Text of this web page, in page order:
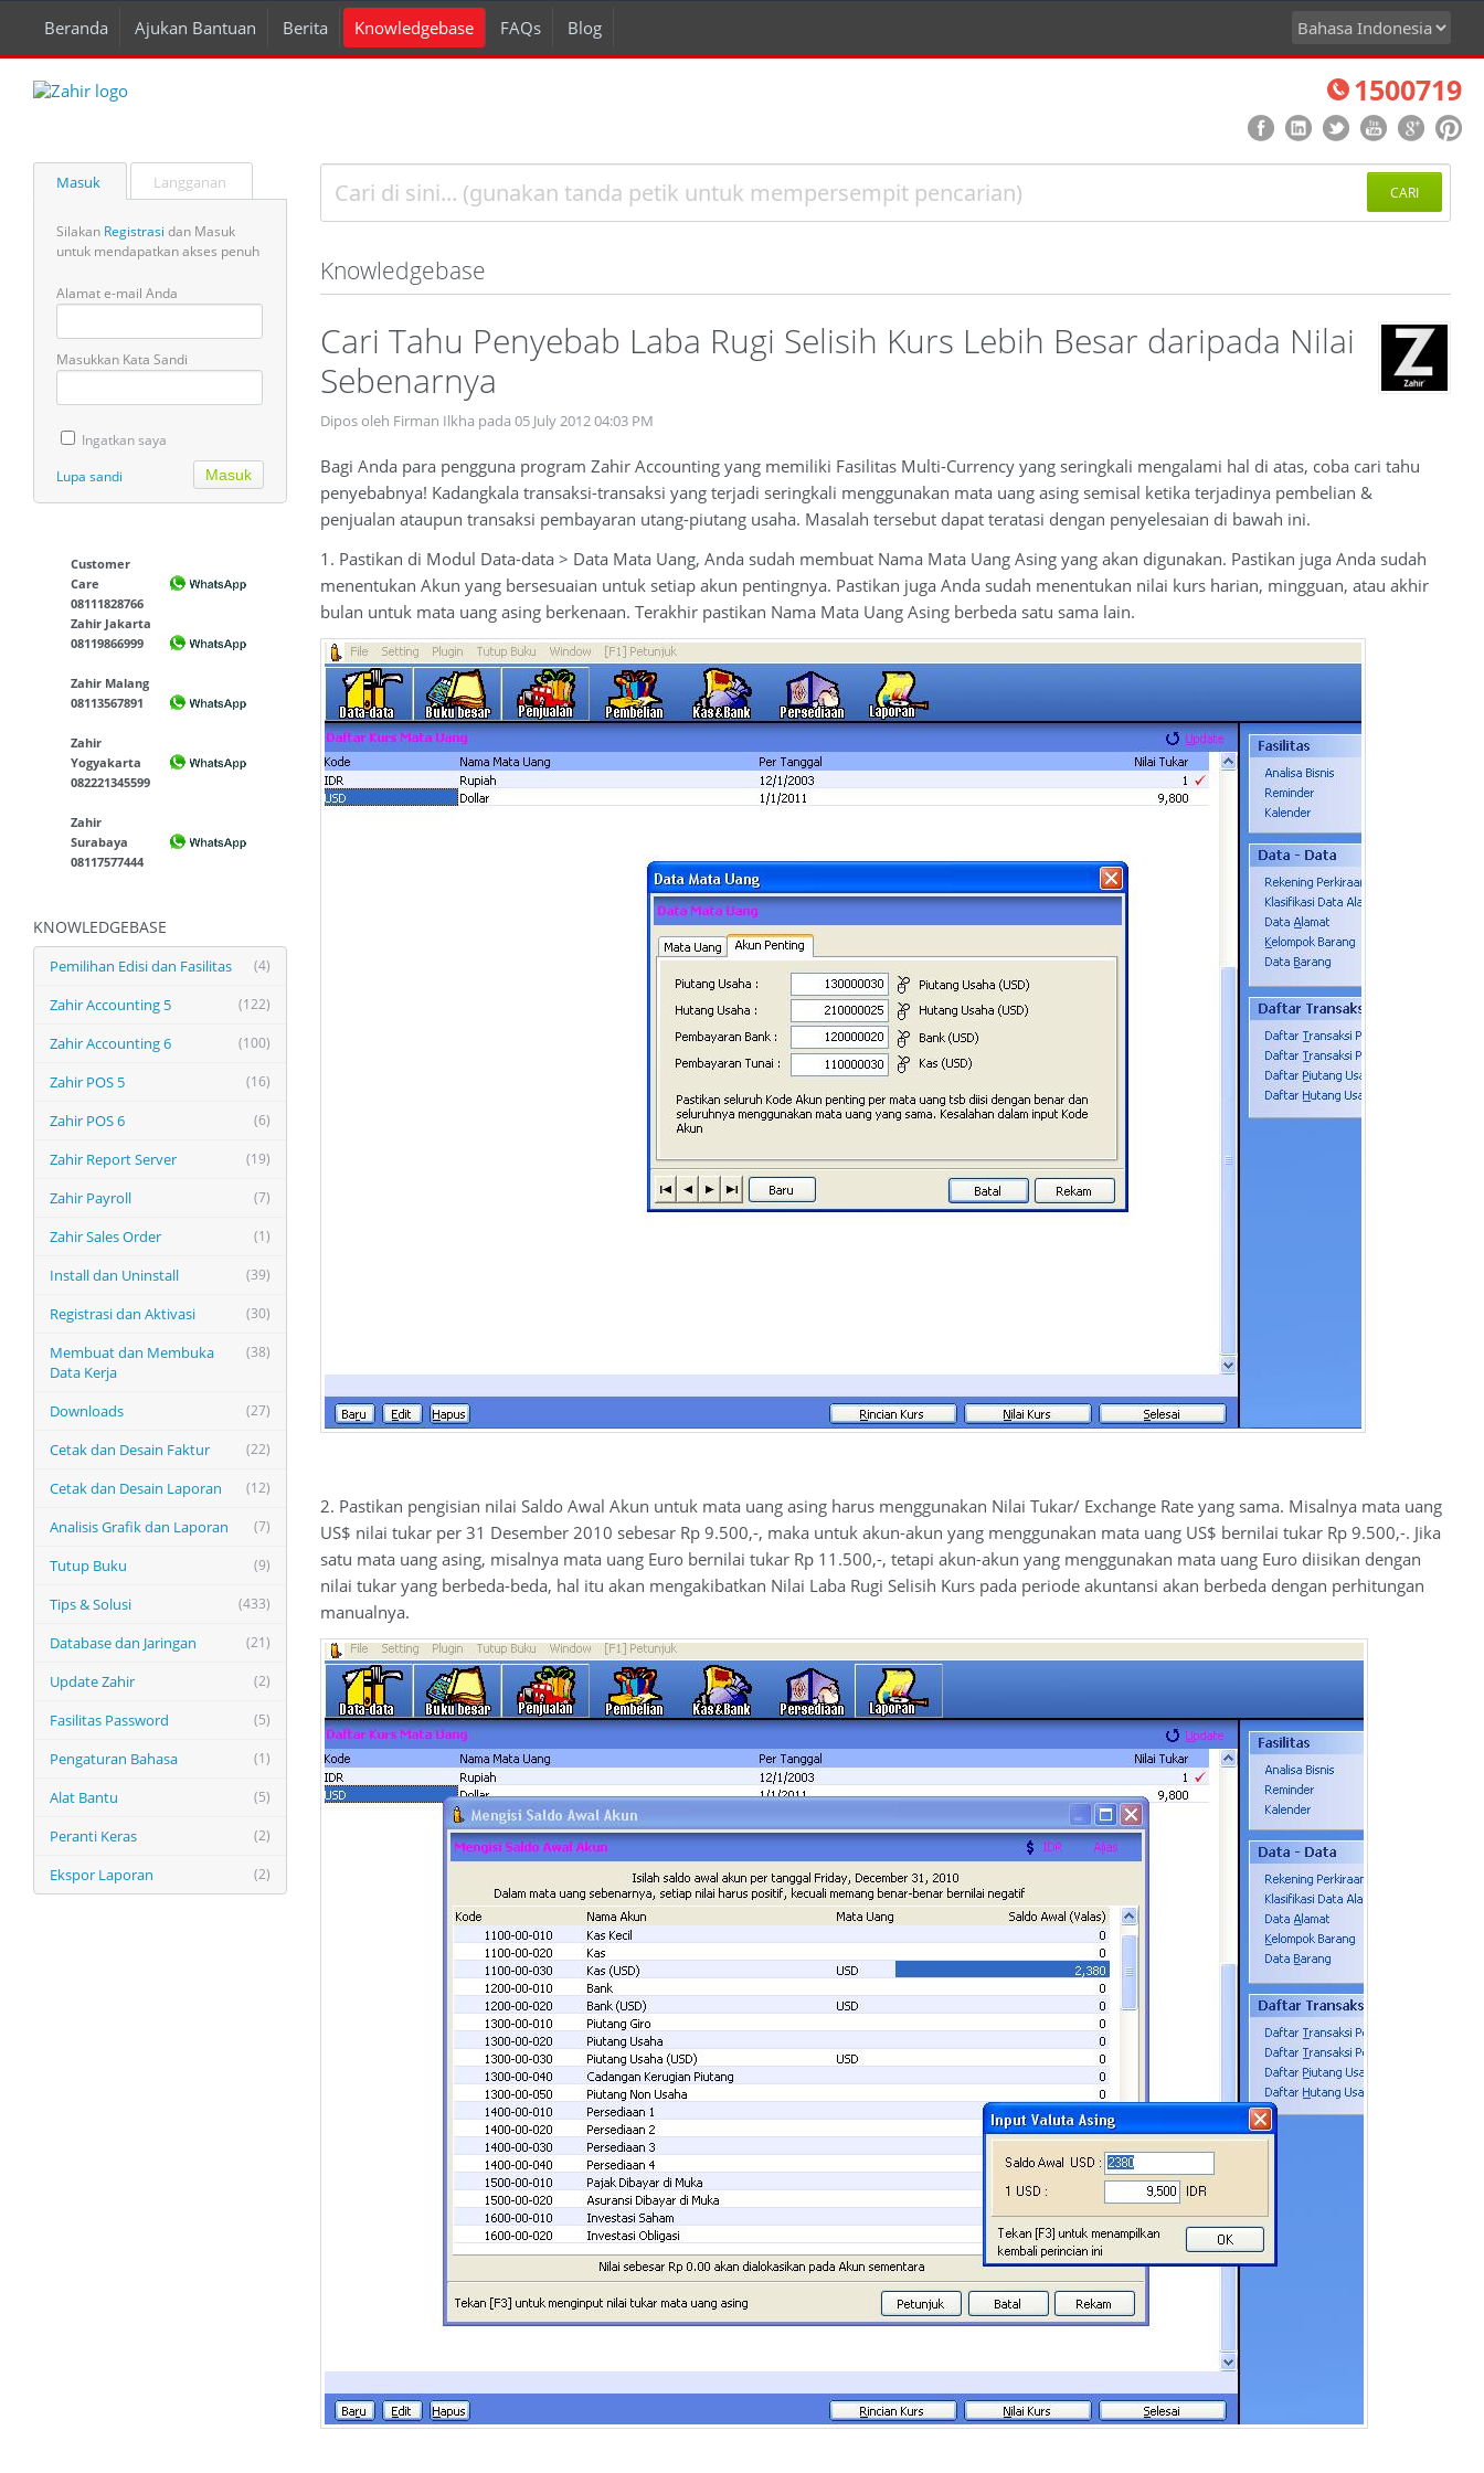
Beranda Ajukan Bantuan Berita Knowledgebase FAQs Blog
1500719
Masuk Langganan
Silakan Registrasi dan Masuk
untuk mendapatkan akses penuh
Alamat e-mail Anda
Masukkan Kata Sandi
Ingatkan saya
Lupa sandi
Customer
Care
08111828766
Zahir Jakarta
08119866999
Zahir Malang
08113567891
Zahir
Yogyakarta
082221345599
Zahir
Surabaya
08117577444
KNOWLEDGEBASE
(4)
Pemilihan Edisi dan Fasilitas
(122)
Zahir Accounting 5
(100)
Zahir Accounting 6
(16)
Zahir POS 5
(6)
Zahir POS 6
(19)
Zahir Report Server
(7)
Zahir Payroll
(1)
Zahir Sales Order
(39)
Install dan Uninstall
(30)
Registrasi dan Aktivasi
(38)
Membuat dan Membuka
Data Kerja
(27)
Downloads
(22)
Cetak dan Desain Faktur
(12)
Cetak dan Desain Laporan
(7)
Analisis Grafik dan Laporan
(9)
Tutup Buku
(433)
Tips & Solusi
(21)
Database dan Jaringan
(2)
Update Zahir
(5)
Fasilitas Password
(1)
Pengaturan Bahasa
(5)
Alat Bantu
(2)
Peranti Keras
(2)
Ekspor Laporan
CARI
Knowledgebase
Cari Tahu Penyebab Laba Rugi Selisih Kurs Lebih Besar daripada Nilai
Sebenarnya
Dipos oleh Firman Ilkha pada 05 July 2012 04:03 PM
Bagi Anda para pengguna program Zahir Accounting yang memiliki Fasilitas Multi-Currency yang seringkali mengalami hal di atas, coba cari tahu
penyebabnya! Kadangkala transaksi-transaksi yang terjadi seringkali menggunakan mata uang asing semisal ketika terjadinya pembelian &
penjualan ataupun transaksi pembayaran utang-piutang usaha. Masalah tersebut dapat teratasi dengan penyelesaian di bawah ini.
1. Pastikan di Modul Data-data > Data Mata Uang, Anda sudah membuat Nama Mata Uang Asing yang akan digunakan. Pastikan juga Anda sudah
menentukan Akun yang bersesuaian untuk setiap akun pentingnya. Pastikan juga Anda sudah menentukan nilai kurs harian, mingguan, atau akhir
bulan untuk mata uang asing berkenaan. Terakhir pastikan Nama Mata Uang Asing berbeda satu sama lain.
2. Pastikan pengisian nilai Saldo Awal Akun untuk mata uang asing harus menggunakan Nilai Tukar/ Exchange Rate yang sama. Misalnya mata uang
US$ nilai tukar per 31 Desember 2010 sebesar Rp 9.500,-, maka untuk akun-akun yang menggunakan mata uang US$ bernilai tukar Rp 9.500,-. Jika
satu mata uang asing, misalnya mata uang Euro bernilai tukar Rp 11.500,-, tetapi akun-akun yang menggunakan mata uang Euro diisikan dengan
nilai tukar yang berbeda-beda, hal itu akan mengakibatkan Nilai Laba Rugi Selisih Kurs pada periode akuntansi akan berbeda dengan perhitungan
manualnya.